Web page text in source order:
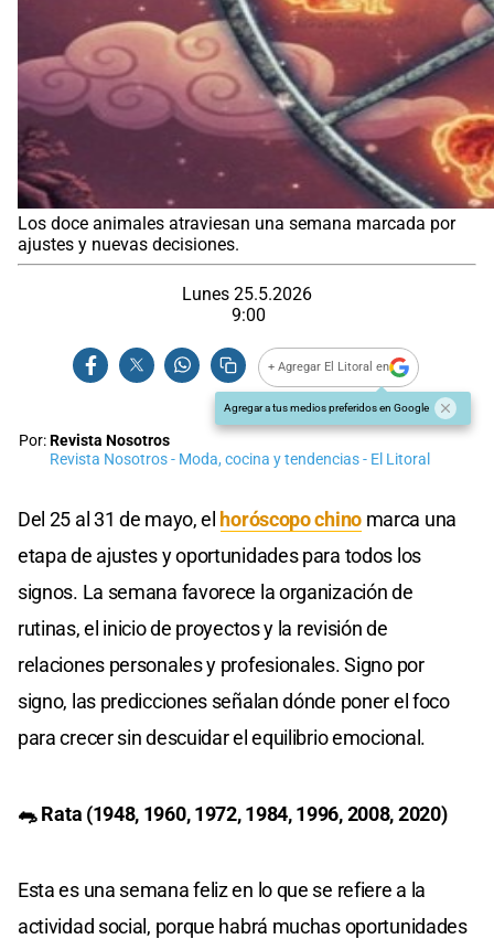
Los doce animales atraviesan una semana marcada por
ajustes y nuevas decisiones.
Lunes 25.5.2026
9:00
+ Agregar El Litoral en
Agregar a tus medios preferidos en Google
Por:Revista Nosotros
Revista Nosotros - Moda, cocina y tendencias - El Litoral
Del 25 al 31 de mayo, el horóscopo chino marca una
etapa de ajustes y oportunidades para todos los
signos. La semana favorece la organización de
rutinas, el inicio de proyectos y la revisión de
relaciones personales y profesionales. Signo por
signo, las predicciones señalan dónde poner el foco
para crecer sin descuidar el equilibrio emocional.
🐀 Rata (1948, 1960, 1972, 1984, 1996, 2008, 2020)
Esta es una semana feliz en lo que se refiere a la
actividad social, porque habrá muchas oportunidades